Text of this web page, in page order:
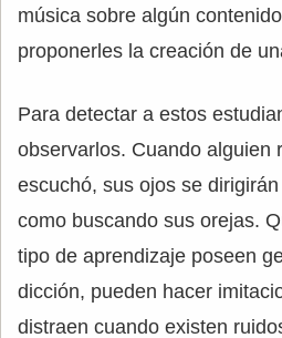
música sobre algún
proponerles la creación de
Para detectar a estos
observarlos. Cuando alguien
escuchó, sus ojos se
como buscando sus orejas.
tipo de aprendizaje poseen
dicción, pueden hacer
distraen cuando existen